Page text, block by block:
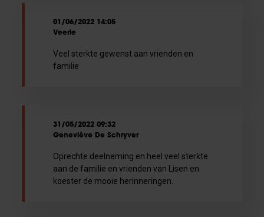
01/06/2022 14:05
Veerle
Veel sterkte gewenst aan vrienden en
familie
31/05/2022 09:32
Geneviève De Schryver
Oprechte deelneming en heel veel sterkte
aan de familie en vrienden van Lisen en
koester de mooie herinneringen.